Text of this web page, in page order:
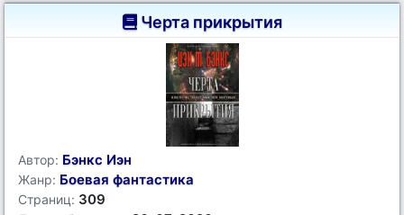
Черта прикрытия
Автор: Бэнкс Иэн
Жанр: Боевая фантастика
Страниц: 309